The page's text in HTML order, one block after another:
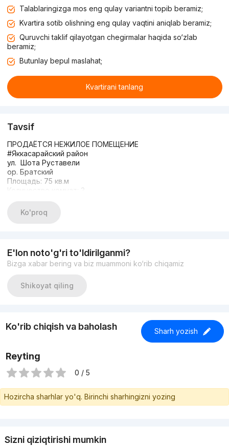
Talablaringizga mos eng qulay variantni topib beramiz;
Kvartira sotib olishning eng qulay vaqtini aniqlab beramiz;
Quruvchi taklif qilayotgan chegirmalar haqida so‘zlab
beramiz;
Butunlay bepul maslahat;
Kvartirani tanlang
Tavsif
ПРОДАЁТСЯ НЕЖИЛОЕ ПОМЕЩЕНИЕ
#Яккасарайский район
ул. Шота Руставели
ор. Братский
Площадь: 75 кв.м
Количество комнат: 3
ЦЕНА: $185.000
+998933373776
Ko'proq
E'lon noto'g'ri to'ldirilganmi?
Bizga xabar bering va biz muammoni ko‘rib chiqamiz
Shikoyat qiling
Ko'rib chiqish va baholash Sharh yozish
Reyting
0 / 5
Hozircha sharhlar yo'q. Birinchi sharhingizni yozing
Sizni qiziqtirishi mumkin